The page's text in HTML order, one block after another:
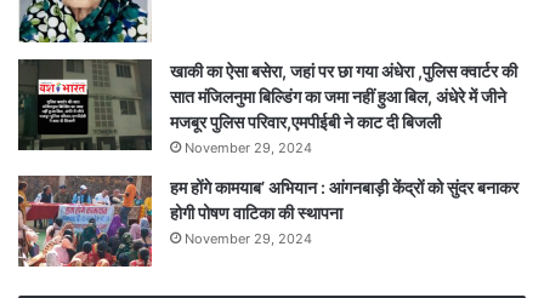
खाकी का ऐसा बसेरा, जहां पर छा गया अंधेरा ,पुलिस क्वार्टर की
सात मंजिलनुमा बिल्डिंग का जमा नहीं हुआ बिल, अंधेरे में जीने
मजबूर पुलिस परिवार,एमपीईबी ने काट दी बिजली
November 29, 2024
हम होंगे कामयाब’ अभियान : आंगनबाड़ी केंद्रों को सुंदर बनाकर
होगी पोषण वाटिका की स्थापना
November 29, 2024